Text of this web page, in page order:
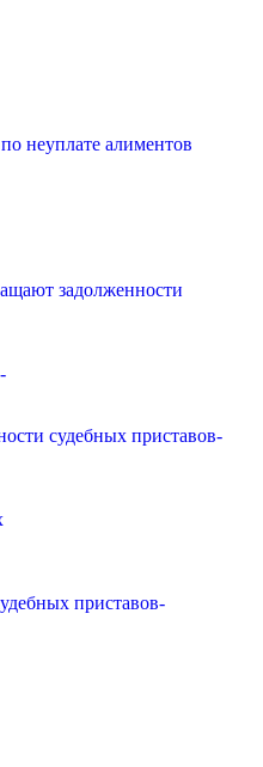
неуплате алиментов
задолженности
судебных приставов-
приставов-